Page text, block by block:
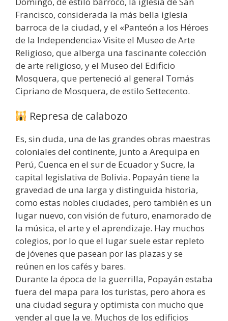
Francisco, considerada la más bella iglesia
barroca de la ciudad, y el «Panteón a los Héroes
de la Independencia» Visite el Museo de Arte
Religioso, que alberga una fascinante colección
de arte religioso, y el Museo del Edificio
Mosquera, que perteneció al general Tomás
Cipriano de Mosquera, de estilo Settecento.
Represa de calabozo
Es, sin duda, una de las grandes obras maestras
coloniales del continente, junto a Arequipa en
Perú, Cuenca en el sur de Ecuador y Sucre, la
capital legislativa de Bolivia. Popayán tiene la
gravedad de una larga y distinguida historia,
como estas nobles ciudades, pero también es un
lugar nuevo, con visión de futuro, enamorado de
la música, el arte y el aprendizaje. Hay muchos
colegios, por lo que el lugar suele estar repleto
de jóvenes que pasean por las plazas y se
reúnen en los cafés y bares.
Durante la época de la guerrilla, Popayán estaba
fuera del mapa para los turistas, pero ahora es
una ciudad segura y optimista con mucho que
vender al que la ve. Muchos de los edificios